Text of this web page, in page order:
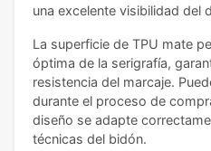
una excelente visibilidad del
La superficie de TPU mate
óptima de la serigrafía,
resistencia del marcaje.
durante el proceso de
diseño se adapte
técnicas del bidón.